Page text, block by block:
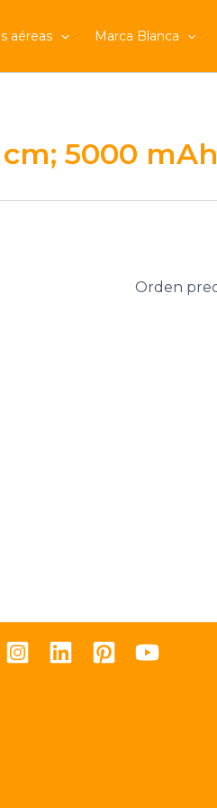
aéreas Marca Blanca
cm; 5000 mAh